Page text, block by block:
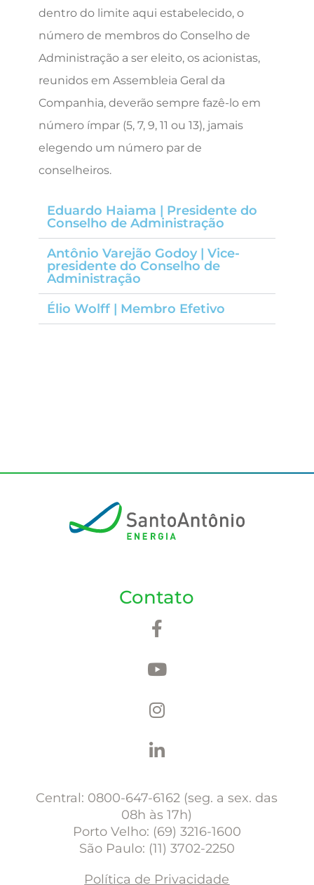
dentro do limite aqui estabelecido, o
número de membros do Conselho de
Administração a ser eleito, os acionistas,
reunidos em Assembleia Geral da
Companhia, deverão sempre fazê-lo em
número ímpar (5, 7, 9, 11 ou 13), jamais
elegendo um número par de
conselheiros.
Eduardo Haiama | Presidente do
Conselho de Administração
Antônio Varejão Godoy | Vice-
presidente do Conselho de
Administração
Élio Wolff | Membro Efetivo
Contato
Central: 0800-647-6162 (seg. a sex. das
08h às 17h)
Porto Velho: (69) 3216-1600
São Paulo: (11) 3702-2250
Política de Privacidade